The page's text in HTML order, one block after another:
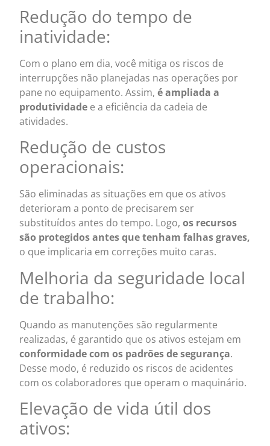
Redução do tempo de
inatividade:
Com o plano em dia, você mitiga os riscos de
interrupções não planejadas nas operações por
pane no equipamento. Assim,é ampliada a
produtividade e a eficiência da cadeia de
atividades.
Redução de custos
operacionais:
São eliminadas as situações em que os ativos
deterioram a ponto de precisarem ser
substituídos antes do tempo. Logo,os recursos
são protegidos antes que tenham falhas graves,
o que implicaria em correções muito caras.
Melhoria da seguridade local
de trabalho:
Quando as manutenções são regularmente
realizadas, é garantido que os ativos estejam em
conformidade com os padrões de segurança.
Desse modo, é reduzido os riscos de acidentes
com os colaboradores que operam o maquinário.
Elevação de vida útil dos
ativos: